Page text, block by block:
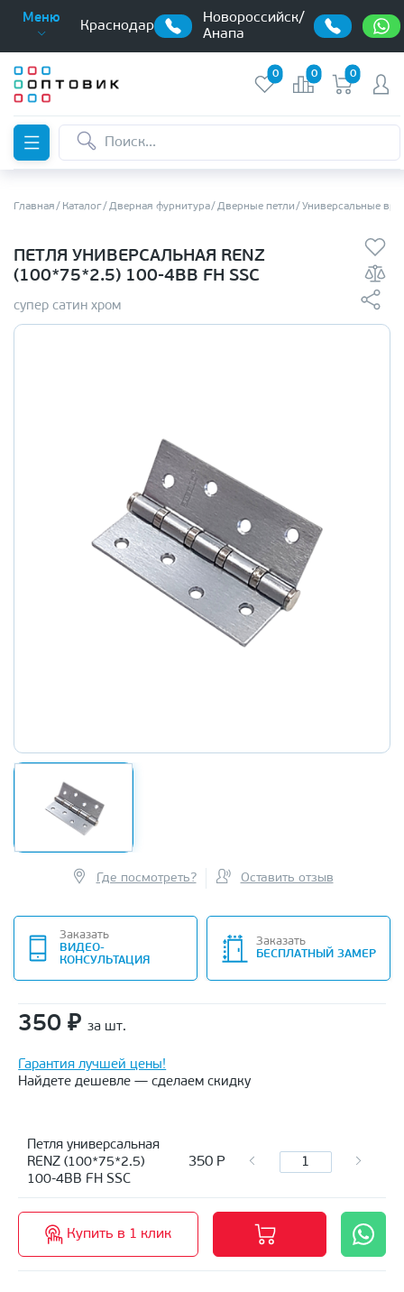
Меню
Краснодар
Новороссийск/
Анапа
0 0 0
Главная Каталог Дверная фурнитура Дверные петли Универсальные
ПЕТЛЯ УНИВЕРСАЛЬНАЯ RENZ
(100*75*2.5) 100-4BB FH SSC
супер сатин хром
Где посмотреть? Оставить отзыв
Заказать
ВИДЕО-
КОНСУЛЬТАЦИЯ
Заказать
БЕСПЛАТНЫЙ ЗАМЕР
350 ₽ за шт.
Гарантия лучшей цены!
Найдете дешевле — сделаем скидку
Петля универсальная
RENZ (100*75*2.5)
100-4BB FH SSC
350 Р
Купить в 1 клик